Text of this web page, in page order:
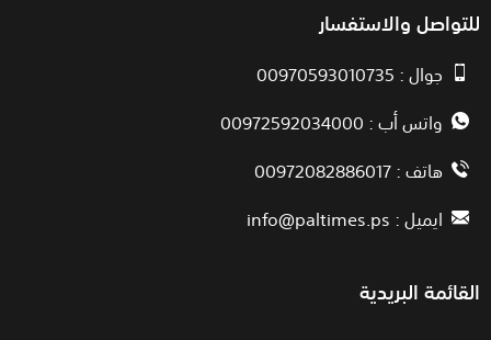
للتواصل والاستفسار
جوال : 00970593010735
واتس أب : 00972592034000
هاتف : 00972082886017
ايميل :info@paltimes.ps
القائمة البريدية